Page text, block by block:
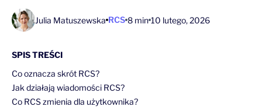
Julia Matuszewska RCS 8 min 10 lutego, 2026
SPIS TREŚCI
Co oznacza skrót RCS?
Jak działają wiadomości RCS?
Co RCS zmienia dla użytkownika?